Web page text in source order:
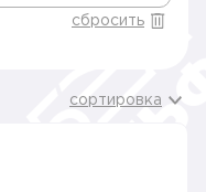
сбросить
сортировка